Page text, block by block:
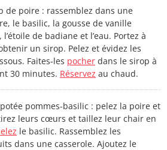
de poire : rassemblez dans une
le basilic, la gousse de vanille
de badiane et l’eau. Portez à
un sirop. Pelez et évidez les
Faites-les pocher dans le sirop à
30 minutes. Réservez au chaud.
pommes-basilic : pelez la poire et
leurs cœurs et taillez leur chair en
le basilic. Rassemblez les
dans une casserole. Ajoutez le